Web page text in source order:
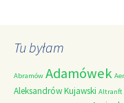
Tu byłam
Abramów Adamówek
Aleksandrów Kujawski Altranft